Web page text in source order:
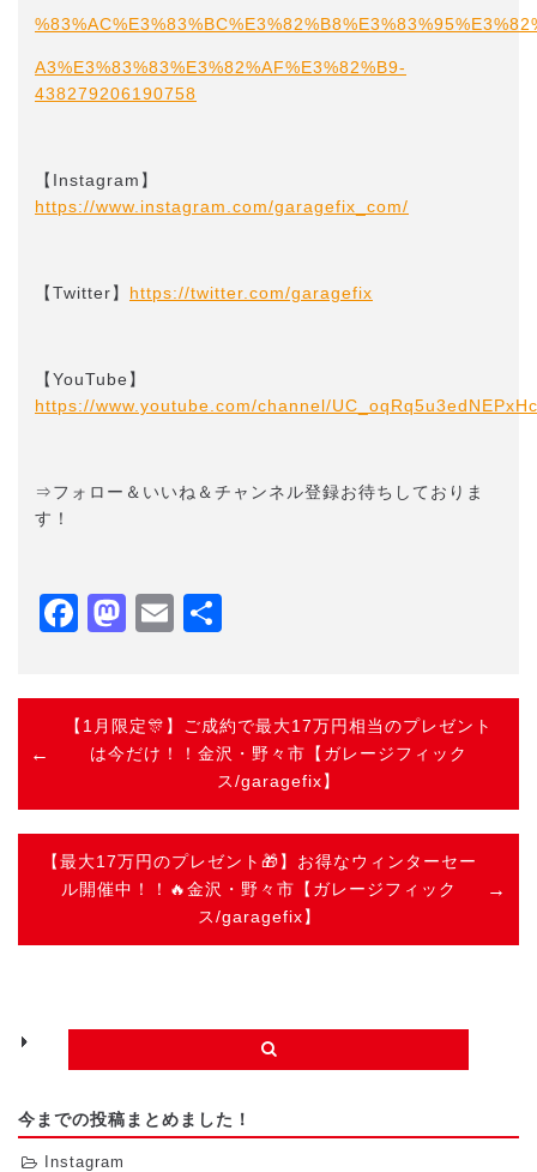
A3%E3%83%83%E3%82%AF%E3%82%B9-
438279206190758
【Instagram】
https://www.instagram.com/garagefix_com/
【Twitter】 https://twitter.com/garagefix
【YouTube】
https://www.youtube.com/channel/
⇒フォロー＆いいね＆チャンネル登録お待ちしておりま
す！
Facebook
Mastodon
Email
【1月限定🎊】ご成約で最大17万円相当のプレゼント
は今だけ！！金沢・野々市【ガレージフィック
ス/garagefix】
【最大17万円のプレゼント🎁】お得なウィンターセー
ル開催中！！🔥金沢・野々市【ガレージフィック
ス/garagefix】
今までの投稿まとめました！
Instagram